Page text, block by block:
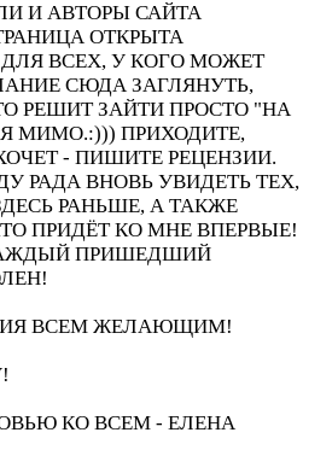
И АВТОРЫ САЙТА
ОТКРЫТА
ВСЕХ, У КОГО МОЖЕТ
СЮДА ЗАГЛЯНУТЬ,
РЕШИТ ЗАЙТИ ПРОСТО "НА
МИМО.:))) ПРИХОДИТЕ,
- ПИШИТЕ РЕЦЕНЗИИ.
РАДА ВНОВЬ УВИДЕТЬ ТЕХ,
РАНЬШЕ, А ТАКЖЕ
ПРИДЁТ КО МНЕ ВПЕРВЫЕ!
ПРИШЕДШИЙ
ВСЕМ ЖЕЛАЮЩИМ!
КО ВСЕМ - ЕЛЕНА